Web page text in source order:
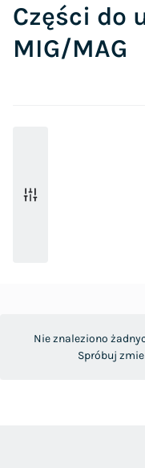
Części do
MIG/MAG
Nie znaleziono
Spróbuj